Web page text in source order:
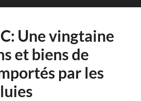
Une vingtaine
et biens de
par les